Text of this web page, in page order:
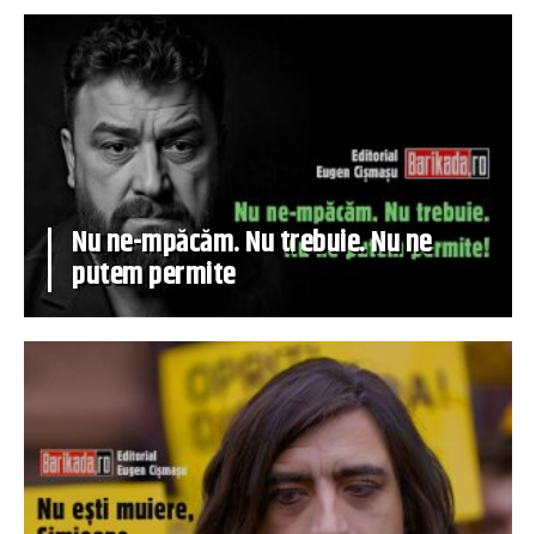
Nu ne-mpăcăm. Nu trebuie. Nu ne
putem permite